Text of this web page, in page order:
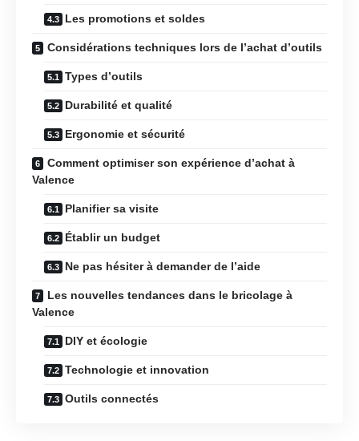
Les promotions et soldes
Considérations techniques lors de l’achat d’outils
Types d’outils
Durabilité et qualité
Ergonomie et sécurité
Comment optimiser son expérience d’achat à
Valence
Planifier sa visite
Établir un budget
Ne pas hésiter à demander de l’aide
Les nouvelles tendances dans le bricolage à
Valence
DIY et écologie
Technologie et innovation
Outils connectés